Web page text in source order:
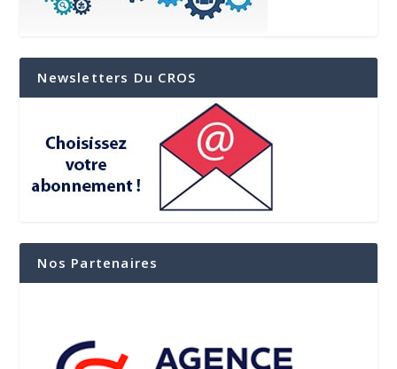
Newsletters Du CROS
Nos Partenaires